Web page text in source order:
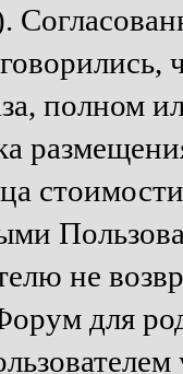
полном
не
для